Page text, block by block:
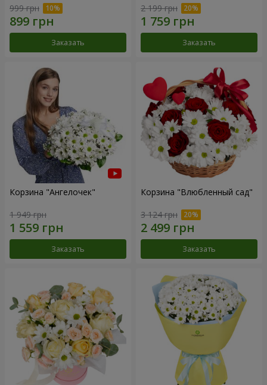
999 грн
Заказать
2 199 грн
Заказать
Корзина "Ангелочек"
1 949 грн
Заказать
Корзина "Влюбленный сад"
3 124 грн
Заказать